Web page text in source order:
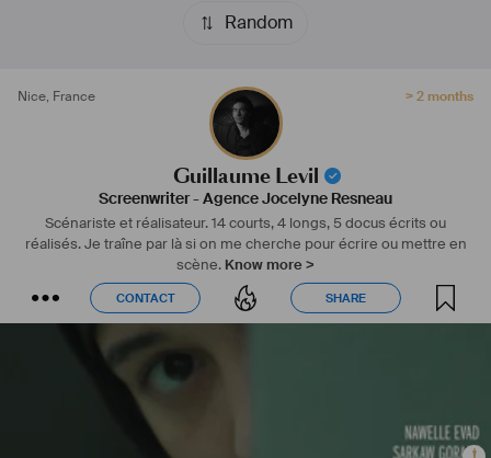
Random
Nice, France > 2 months
Guillaume Levil
Screenwriter-Agence Jocelyne Resneau
Scénariste et réalisateur. 14 courts, 4 longs, 5 docus écrits ou
réalisés. Je traîne par là si on me cherche pour écrire ou mettre en
scène. Know more >
CONTACT SHARE
CONTACT SHARE